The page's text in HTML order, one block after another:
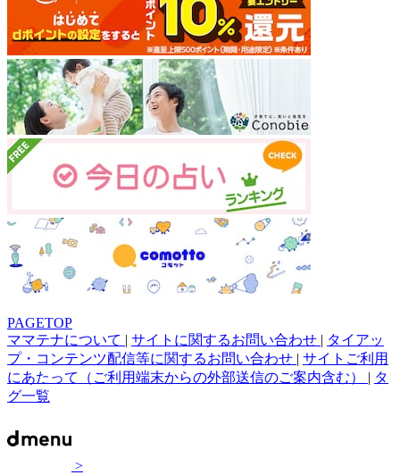
PAGETOP
ママテナについて | サイトに関するお問い合わせ | タイアッ
プ・コンテンツ配信等に関するお問い合わせ | サイトご利用
にあたって（ご利用端末からの外部送信のご案内含む） | タ
グ一覧
>